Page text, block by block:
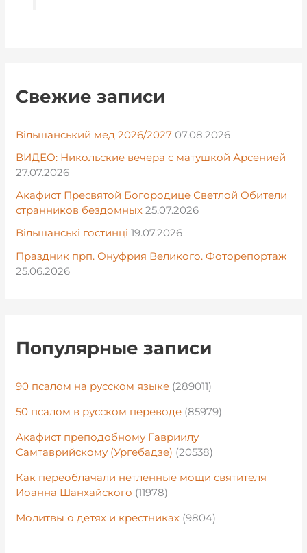
Свежие записи
Вільшанський мед 2026/2027 07.08.2026
ВИДЕО: Никольские вечера с матушкой Арсенией
27.07.2026
Акафист Пресвятой Богородице Светлой Обители
странников бездомных 25.07.2026
Вільшанські гостинці 19.07.2026
Праздник прп. Онуфрия Великого. Фоторепортаж
25.06.2026
Популярные записи
90 псалом на русском языке (289011)
50 псалом в русском переводе (85979)
Акафист преподобному Гавриилу
Самтаврийскому (Ургебадзе) (20538)
Как переоблачали нетленные мощи святителя
Иоанна Шанхайского (11978)
Молитвы о детях и крестниках (9804)